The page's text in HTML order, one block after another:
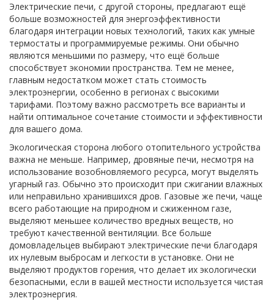
Электрические печи, с другой стороны, предлагают ещё
больше возможностей для энергоэффективности
благодаря интеграции новых технологий, таких как умные
термостаты и программируемые режимы. Они обычно
являются меньшими по размеру, что ещё больше
способствует экономии пространства. Тем не менее,
главным недостатком может стать стоимость
электроэнергии, особенно в регионах с высокими
тарифами. Поэтому важно рассмотреть все варианты и
найти оптимальное сочетание стоимости и эффективности
для вашего дома.
Экологическая сторона любого отопительного устройства
важна не меньше. Например, дровяные печи, несмотря на
использование возобновляемого ресурса, могут выделять
угарный газ. Обычно это происходит при сжигании влажных
или неправильно хранившихся дров. Газовые же печи, чаще
всего работающие на природном и сжиженном газе,
выделяют меньшее количество вредных веществ, но
требуют качественной вентиляции. Все больше
домовладельцев выбирают электрические печи благодаря
их нулевым выбросам и легкости в установке. Они не
выделяют продуктов горения, что делает их экологически
безопасными, если в вашей местности используется чистая
электроэнергия.